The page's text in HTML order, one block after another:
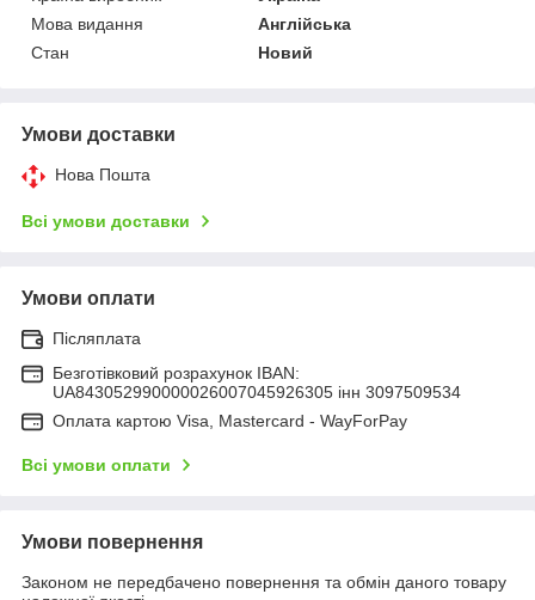
Мова видання
Англійська
Стан
Новий
Умови доставки
Нова Пошта
Всі умови доставки
Умови оплати
Післяплата
Безготівковий розрахунок IBAN:
UA843052990000026007045926305 інн 3097509534
Оплата картою Visa, Mastercard - WayForPay
Всі умови оплати
Умови повернення
Законом не передбачено повернення та обмін даного товару